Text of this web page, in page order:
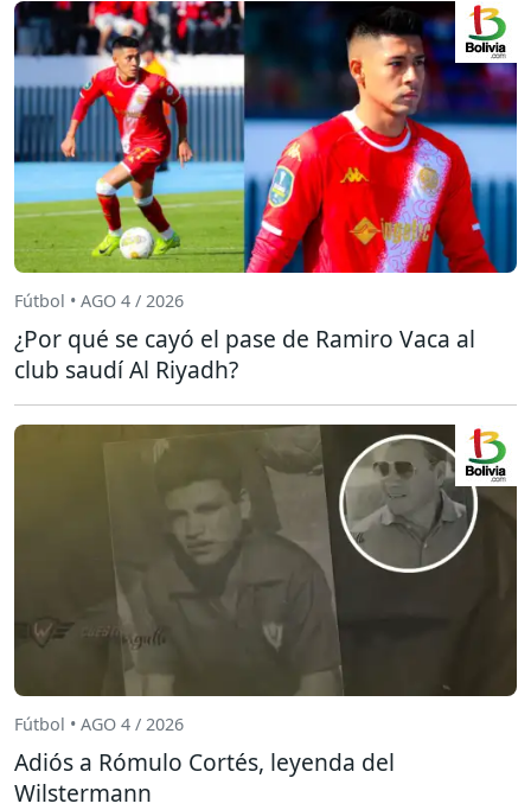
Fútbol • AGO 4 / 2026
¿Por qué se cayó el pase de Ramiro Vaca al
club saudí Al Riyadh?
Fútbol • AGO 4 / 2026
Adiós a Rómulo Cortés, leyenda del
Wilstermann